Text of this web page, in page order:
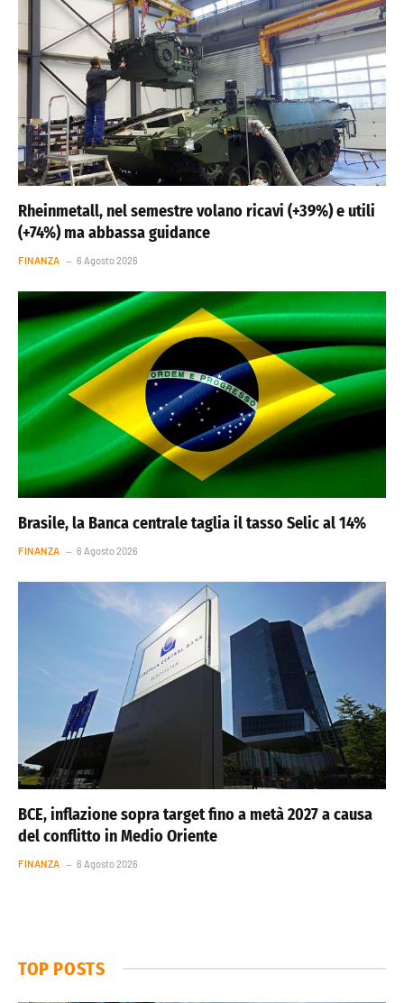
Rheinmetall, nel semestre volano ricavi (+39%) e utili
(+74%) ma abbassa guidance
FINANZA 6 Agosto 2026
Brasile, la Banca centrale taglia il tasso Selic al 14%
FINANZA 6 Agosto 2026
BCE, inflazione sopra target fino a metà 2027 a causa
del conflitto in Medio Oriente
FINANZA 6 Agosto 2026
TOP POSTS